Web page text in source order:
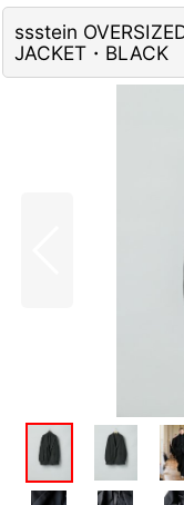
ssstein
JACKET・BLACK